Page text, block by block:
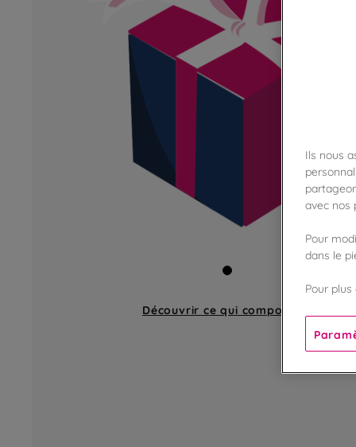
Découvrir ce qui compose
Ils nous
avec nos
Pour
dans le
Pour